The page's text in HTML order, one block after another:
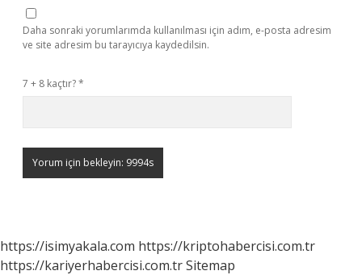
Daha sonraki yorumlarımda kullanılması için adım, e-posta adresim
ve site adresim bu tarayıcıya kaydedilsin.
7 + 8 kaçtır?*
https://isimyakala.com https://kriptohabercisi.com.tr
https://kariyerhabercisi.com.trSitemap